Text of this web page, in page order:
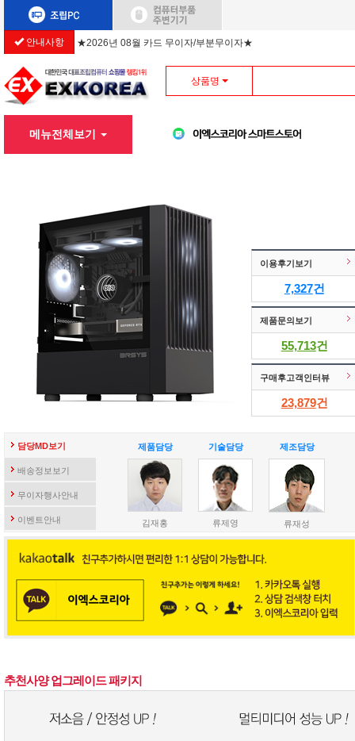
안내사항 ★2026년 08월 카드 무이자/부분무이자★
상품명
메뉴전체보기
이용후기보기
7,327건
제품문의보기
55,713건
구매후고객인터뷰
23,879건
담당MD보기
배송정보보기
무이자행사안내
이벤트안내
제품담당
김재홍
기술담당
류제영
제조담당
류재성
추천사양 업그레이드 패키지